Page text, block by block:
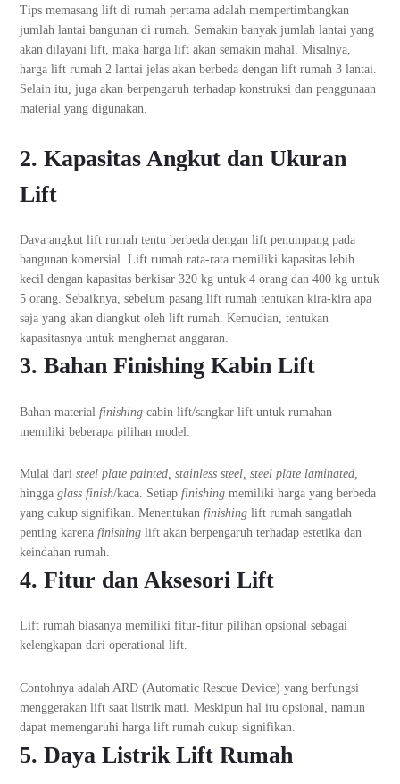
Tips memasang lift di rumah pertama adalah mempertimbangkan
jumlah lantai bangunan di rumah. Semakin banyak jumlah lantai yang
akan dilayani lift, maka harga lift akan semakin mahal. Misalnya,
harga lift rumah 2 lantai jelas akan berbeda dengan lift rumah 3 lantai.
Selain itu, juga akan berpengaruh terhadap konstruksi dan penggunaan
material yang digunakan.
2. Kapasitas Angkut dan Ukuran
Lift
Daya angkut lift rumah tentu berbeda dengan lift penumpang pada
bangunan komersial. Lift rumah rata-rata memiliki kapasitas lebih
kecil dengan kapasitas berkisar 320 kg untuk 4 orang dan 400 kg untuk
5 orang. Sebaiknya, sebelum pasang lift rumah tentukan kira-kira apa
saja yang akan diangkut oleh lift rumah. Kemudian, tentukan
kapasitasnya untuk menghemat anggaran.
3. Bahan Finishing Kabin Lift
Bahan material finishing cabin lift/sangkar lift untuk rumahan
memiliki beberapa pilihan model.
Mulai daristeel plate painted, stainless steel, steel plate laminated
hinggaglass finish/kaca. Setiap finishing memiliki harga yang berbeda
yang cukup signifikan. Menentukan finishing lift rumah sangatlah
penting karena finishing lift akan berpengaruh terhadap estetika dan
keindahan rumah.
4. Fitur dan Aksesori Lift
Lift rumah biasanya memiliki fitur-fitur pilihan opsional sebagai
kelengkapan dari operational lift.
Contohnya adalah ARD (Automatic Rescue Device) yang berfungsi
menggerakan lift saat listrik mati. Meskipun hal itu opsional, namun
dapat memengaruhi harga lift rumah cukup signifikan.
5. Daya Listrik Lift Rumah